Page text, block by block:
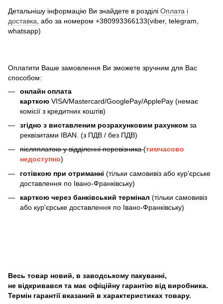
Детальнішу інформацію Ви знайдете в розділі Оплата і
доставка , або за номером +380993366133(viber, telegram,
whatsapp)
Оплатити Ваше замовлення Ви зможете зручним для Вас
способом:
онлайн оплата
карткою VISA/Mastercard/GooglePay/ApplePay (немає
комісії з кредитних коштів)
згідно з виставленим розрахунковим рахунком за
реквізитами IBAN. (з ПДВ / без ПДВ)
післяплатою у відділенні перевізника(тимчасово
недоступно)
готівкою при отриманні (тільки самовивіз або кур'єрське
доставлення по Івано-Франківську)
карткою через банківський термінал (тільки самовивіз
або кур'єрське доставлення по Івано-Франківську)
Весь товар новий, в заводському пакуванні,
не відкривався та має офіційну гарантію від виробника.
Термін гарантії вказаний в характеристиках товару.